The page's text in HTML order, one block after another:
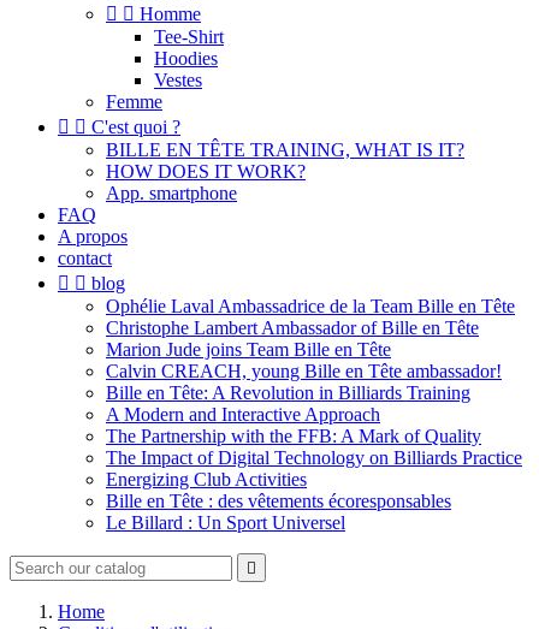
  Homme
Tee-Shirt
Hoodies
Vestes
Femme
  C'est quoi ?
BILLE EN TÊTE TRAINING, WHAT IS IT?
HOW DOES IT WORK?
App. smartphone
FAQ
A propos
contact
  blog
Ophélie Laval Ambassadrice de la Team Bille en Tête
Christophe Lambert Ambassador of Bille en Tête
Marion Jude joins Team Bille en Tête
Calvin CREACH, young Bille en Tête ambassador!
Bille en Tête: A Revolution in Billiards Training
A Modern and Interactive Approach
The Partnership with the FFB: A Mark of Quality
The Impact of Digital Technology on Billiards Practice
Energizing Club Activities
Bille en Tête : des vêtements écoresponsables
Le Billard : Un Sport Universel

Home